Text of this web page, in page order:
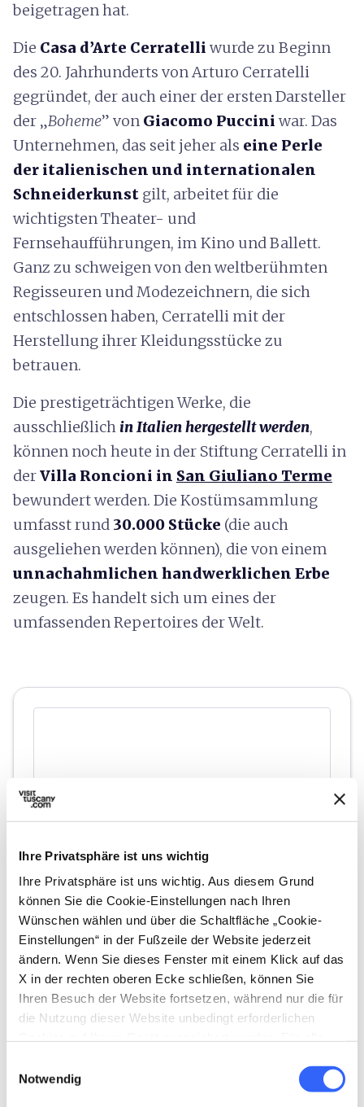
Ihre Privatsphäre ist uns wichtig
Ihre Privatsphäre ist uns wichtig. Aus diesem Grund
können Sie die Cookie-Einstellungen nach Ihren
Wünschen wählen und über die Schaltfläche „Cookie-
Einstellungen“ in der Fußzeile der Website jederzeit
ändern. Wenn Sie dieses Fenster mit einem Klick auf das
X in der rechten oberen Ecke schließen, können Sie
Ihren Besuch der Website fortsetzen, während nur die für
die Nutzung dieser Website unbedingt erforderlichen
Zustimmung.
Notwendig
beigetragen hat.
Die Casa d’Arte Cerratelli wurde zu Beginn
des 20. Jahrhunderts von Arturo Cerratelli
gegründet, der auch einer der ersten Darsteller
der „Boheme” von Giacomo Puccini war. Das
Unternehmen, das seit jeher als eine Perle
der italienischen und internationalen
Schneiderkunst gilt, arbeitet für die
wichtigsten Theater- und
Fernsehaufführungen, im Kino und Ballett.
Ganz zu schweigen von den weltberühmten
Regisseuren und Modezeichnern, die sich
entschlossen haben, Cerratelli mit der
Herstellung ihrer Kleidungsstücke zu
betrauen.
Die prestigeträchtigen Werke, die
ausschließlich in Italien hergestellt werden,
können noch heute in der Stiftung Cerratelli in
derVilla Roncioni in San Giuliano Terme
bewundert werden. Die Kostümsammlung
umfasst rund 30.000 Stücke (die auch
ausgeliehen werden können), die von einem
unnachahmlichen handwerklichen Erbe
zeugen. Es handelt sich um eines der
umfassenden Repertoires der Welt.
directions Wegbeschreibung
Hinweise
home Wo
Fondazione Cerratelli
Via Statale 12, 56017 San Giuliano Terme